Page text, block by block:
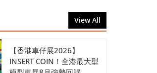
View All
【香港車仔展2026】
INSERT COIN！全港最大型